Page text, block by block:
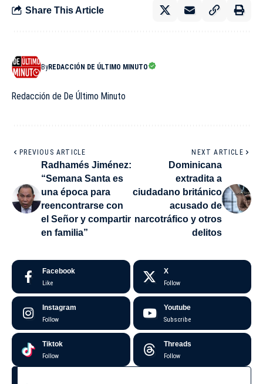
Share This Article
ByREDACCIÓN DE ÚLTIMO MINUTO
Redacción de De Último Minuto
PREVIOUS ARTICLE
Radhamés Jiménez:
“Semana Santa es
una época para
reencontrarse con
el Señor y compartir
en familia”
NEXT ARTICLE
Dominicana
extradita a
ciudadano británico
acusado de
narcotráfico y otros
delitos
Facebook
Like
X
Follow
Instagram
Follow
Youtube
Subscribe
Tiktok
Follow
Threads
Follow